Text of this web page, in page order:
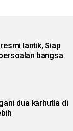
lantik, Siap
bangsa
dua karhutla di